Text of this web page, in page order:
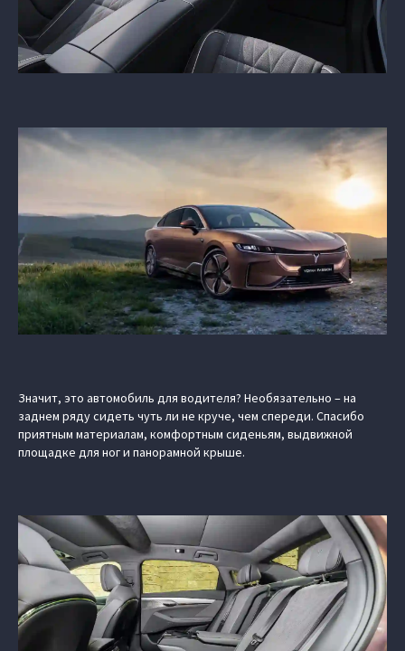
Значит, это автомобиль для водителя? Необязательно – на
заднем ряду сидеть чуть ли не круче, чем спереди. Спасибо
приятным материалам, комфортным сиденьям, выдвижной
площадке для ног и панорамной крыше.